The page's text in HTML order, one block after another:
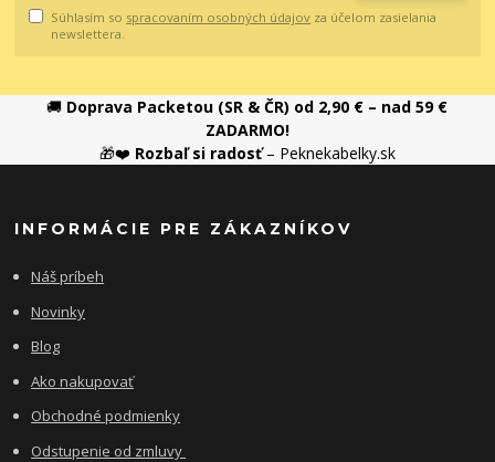
Súhlasím so spracovaním osobných údajov za účelom zasielania
newslettera.
🚚 Doprava Packetou (SR & ČR) od 2,90 € – nad 59 €
ZADARMO!
🎁❤️ Rozbaľ si radosť– Peknekabelky.sk
INFORMÁCIE PRE ZÁKAZNÍKOV
Náš príbeh
Novinky
Blog
Ako nakupovať
Obchodné podmienky
Odstupenie od zmluvy